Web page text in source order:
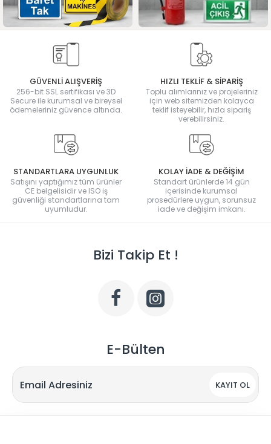
GÜVENLİ ALIŞVERİŞ
256-bit SSL sertifikası ve 3D
Secure ile kurumsal ve bireysel
ödemeleriniz güvence altında.
HIZLI TEKLİF & SİPARİŞ
Toplu alımlarınız ve projeleriniz
için web sitemizden kolayca
teklif isteyebilir, hızla sipariş
verebilirsiniz.
STANDARTLARA UYGUNLUK
Satışını yaptığımız tüm ürünler
CE belgelisidir ve ISO iş
güvenliği standartlarına tam
uyumludur.
KOLAY İADE & DEĞİŞİM
Standart ürünlerde 14 gün
içerisinde kurumsal
prosedürlere uygun, sorunsuz
iade ve değişim imkanı.
Bizi Takip Et !
E-Bülten
KAYIT OL